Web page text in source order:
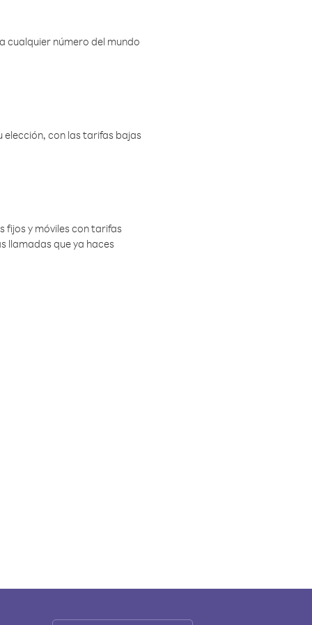
cualquier número del mundo
elección, con las tarifas bajas
fijos y móviles con tarifas
llamadas que ya haces